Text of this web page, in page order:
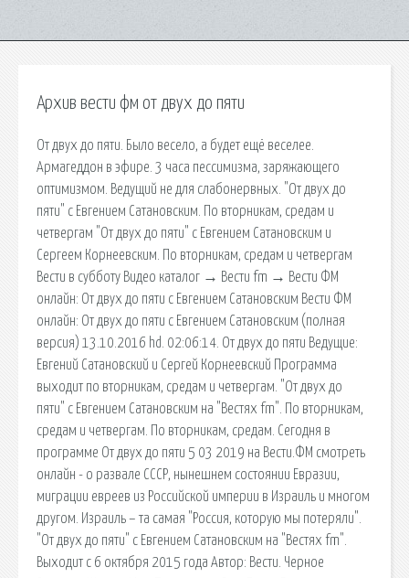
Архив вести фм от двух до пяти
От двух до пяти. Было весело, а будет ещё веселее.
Армагеддон в эфире. 3 часа пессимизма, заряжающего
оптимизмом. Ведущий не для слабонервных. "От двух до
пяти" с Евгением Сатановским. По вторникам, средам и
четвергам "От двух до пяти" с Евгением Сатановским и
Сергеем Корнеевским. По вторникам, средам и четвергам
Вести в субботу Видео каталог → Вести fm → Вести ФМ
онлайн: От двух до пяти с Евгением Сатановским Вести ФМ
онлайн: От двух до пяти с Евгением Сатановским (полная
версия) 13.10.2016 hd. 02:06:14. От двух до пяти Ведущие:
Евгений Сатановский и Сергей Корнеевский Программа
выходит по вторникам, средам и четвергам. "От двух до
пяти" с Евгением Сатановским на "Вестях fm". По вторникам,
средам и четвергам. По вторникам, средам. Сегодня в
программе От двух до пяти 5 03 2019 на Вести.ФМ смотреть
онлайн - о развале СССР, нынешнем состоянии Евразии,
миграции евреев из Российской империи в Израиль и многом
другом. Израиль – та самая "Россия, которую мы потеряли".
"От двух до пяти" с Евгением Сатановским на "Вестях fm".
Выходит с 6 октября 2015 года Автор: Вести. Черное